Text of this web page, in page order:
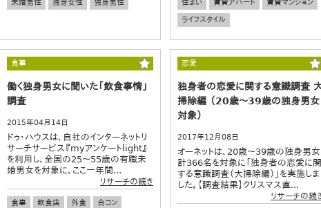
未婚男性
独身女性 独身男性
住まい
賃貸アパート
賃貸マンション
ライフスタイル
食事
働く独身男女に聞いた「飲食事情」
調査
2015年04月14日
ドゥ・ハウスは、自社のインターネットリ
サーチサービス『myアンケートlight』
を利用し、全国の25～55歳の有職未
婚男女を対象に、ここ一年間...
リサーチの続き
食事 飲食店 外食
合コン
恋愛
独身者の恋愛に関する意識調査
掃除編 （20歳～39歳の独身男女
対象）
2017年12月08日
オーネットは、20歳～39歳の独身男女
計366名を対象に「独身者の恋愛に関
する意識調査（大掃除編）」を実施しま
した。【調査結果】クリスマス直...
リサーチの続